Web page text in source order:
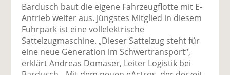
uf
F
e
b
o
wi
tt
n
uf
Li
k
e
di
er
E
ai
l
v
ru
ck
n
Bardusch baut die eigene Fahrzeugflotte mit E-
Antrieb weiter aus. Jüngstes Mitglied in diesem
Fuhrpark ist eine vollelektrische
Sattelzugmaschine. „Dieser Sattelzug steht für
eine neue Generation im Schwertransport“,
erklärt Andreas Domaser, Leiter Logistik bei